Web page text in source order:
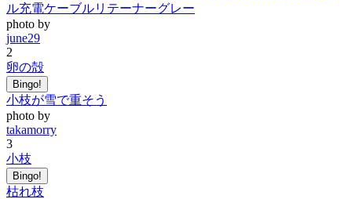
ル充電ケーブルリテーナーグレー
photo by
june29
2
卵の殻
Bingo!
小枝が雪で重そう
photo by
takamorry
3
小枝
Bingo!
枯れ枝